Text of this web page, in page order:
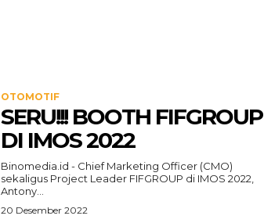
OTOMOTIF
SERU!!! BOOTH FIFGROUP
DI IMOS 2022
Binomedia.id - Chief Marketing Officer (CMO)
sekaligus Project Leader FIFGROUP di IMOS 2022,
Antony...
20 Desember 2022